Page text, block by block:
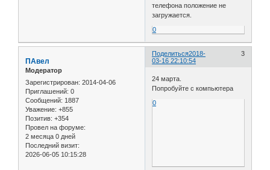
телефона положение не
загружается.
0
Поделиться 3
2018-
03-16 22:10:54
ПАвел
Модератор
Зарегистрирован: 2014-04-06
Приглашений: 0
Сообщений: 1887
Уважение: +855
Позитив: +354
Провел на форуме:
2 месяца 0 дней
Последний визит:
2026-06-05 10:15:28
24 марта.
Попробуйте с компьютера
0